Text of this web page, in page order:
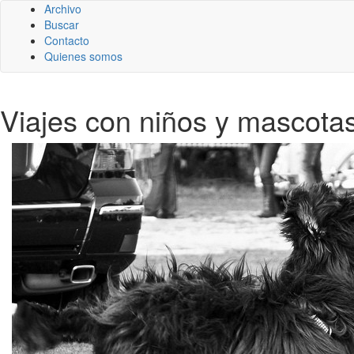
Archivo
Buscar
Contacto
Quienes somos
Viajes con niños y